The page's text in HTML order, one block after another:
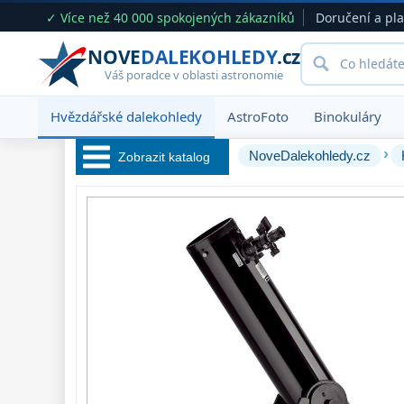
✓ Více než 40 000 spokojených zákazníků Doručení a
NOVEDALEKOHLEDY.cz
Váš poradce v oblasti astronomie
Hvězdářské dalekohledy AstroFoto Binokuláry
Zobrazit katalog
Pro začátečníky 67
NoveDalekohledy.cz ›